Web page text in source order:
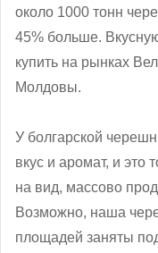
около 1000 тонн
45% больше.
купить на рынках
Молдовы.
У болгарской
вкус и аромат, и это
на вид, массово
Возможно, наша
площадей заняты